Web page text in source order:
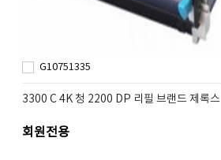
G10751335
3300 C 4K 청 2200 DP 리필 브랜드 제록스
회원전용